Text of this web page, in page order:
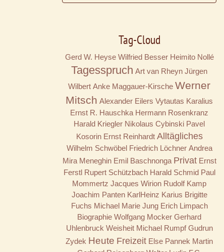
Tag-Cloud
Gerd W. Heyse Wilfried Besser Heimito Nollé
Tagesspruch Art van Rheyn Jürgen
Wilbert Anke Maggauer-Kirsche Werner
Mitsch Alexander Eilers Vytautas Karalius
Ernst R. Hauschka Hermann Rosenkranz
Harald Kriegler Nikolaus Cybinski Pavel
Kosorin Ernst Reinhardt Alltägliches
Wilhelm Schwöbel Friedrich Löchner Andrea
Mira Meneghin Emil Baschnonga Privat Ernst
Ferstl Rupert Schützbach Harald Schmid Paul
Mommertz Jacques Wirion Rudolf Kamp
Joachim Panten KarlHeinz Karius Brigitte
Fuchs Michael Marie Jung Erich Limpach
Biographie Wolfgang Mocker Gerhard
Uhlenbruck Weisheit Michael Rumpf Gudrun
Zydek Heute Freizeit Else Pannek Martin